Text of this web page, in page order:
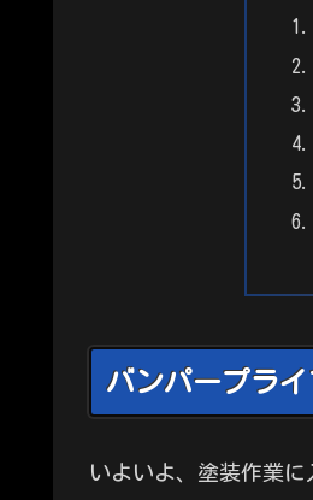
バンパープラ
いよいよ、塗装作業に